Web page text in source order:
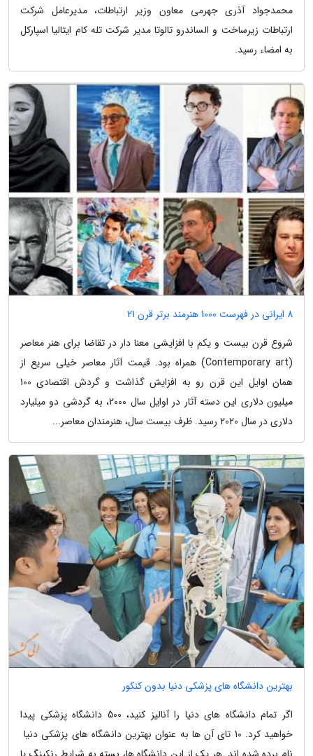
محمدجواد آذری جهرمی معاون وزیر ارتباطات، مدیرعامل شرکت
ارتباطات زیرساخت و الساندرو تالوتا مدیر شرکت تله کام ایتالیا اسپارکل
به امضاء رسید.
8 ایرانی در فهرست 1000 هنرمند برتر قرن 21
شروع قرن بیست و یکم با افزایشی معنا دار در تقاضا برای هنر معاصر
(Contemporary art) همراه بود. قیمت آثار معاصر خیلی سریع از
همان اوایل این قرن رو به افزایش گذاشت و گردش اقتصادی 100
میلیون دلاری این دسته آثار در اوایل سال 2000، به گردشی دو میلیارد
دلاری در سال 2020 رسید. ظرف بیست سال، هنرمندان معاصر...
بهترین دانشگاه های پزشکی دنیا بدون کنکور
اگر تمام دانشگاه های دنیا را آنالیز کنید، 500 دانشگاه پزشکی پیدا
خواهید کرد. 10 تای آن ها به عنوان بهترین دانشگاه های پزشکی دنیا